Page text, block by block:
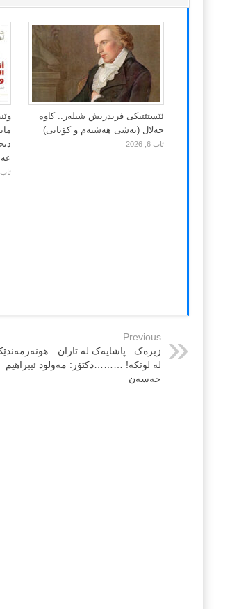
ئێستێتیکی فریدریش شیلەر.. کاوە
جەلال (بەشی هەشتەم و کۆتایی)
ئاب 6, 2026
ئاب 6, 2026
Previous
زیرەک.. پاشایەک لە
لە لوتکە! ………دکتۆر: مەولود ئیبراهیم
حەسەن